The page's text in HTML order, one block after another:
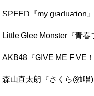
SPEED『my graduation』
Little Glee Monster『青春
AKB48『GIVE ME FIVE！
森山直太朗『さくら(独唱)